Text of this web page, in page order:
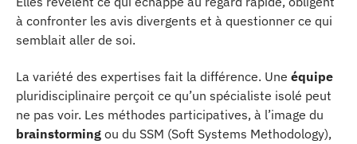
à confronter les avis divergents et à questionner ce qui
semblait aller de soi.
La variété des expertises fait la différence. Une équipe
pluridisciplinaire perçoit ce qu’un spécialiste isolé peut
ne pas voir. Les méthodes participatives, à l’image du
brainstorming ou du SSM (Soft Systems Methodology),